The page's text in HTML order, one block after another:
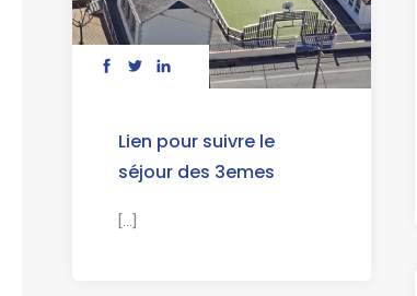
Lien pour suivre le
séjour des 3emes
[...]